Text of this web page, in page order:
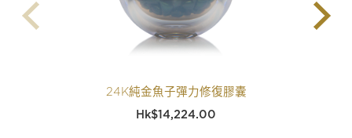
24K純金魚子彈力修復膠囊
$14,224.00